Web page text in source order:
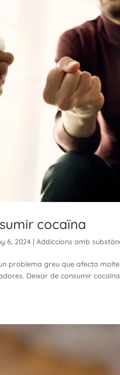
cocaïna
6, 2024 |Addiccions amb
problema greu que afecta
Deixar de consumir